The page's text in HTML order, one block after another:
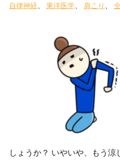
自律神経
東洋医学 肩こり
しょうか？ いやいや、もう